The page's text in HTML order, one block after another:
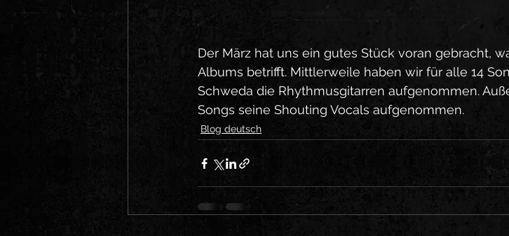
Der März hat uns ein gutes Stück voran gebracht,
Albums betrifft. Mittlerweile haben wir für alle 14
Schweda die Rhythmusgitarren aufgenommen.
Songs seine Shouting Vocals aufgenommen.
Blog deutsch